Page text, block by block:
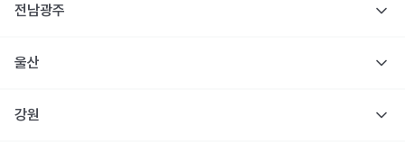
전남광주
울산
강원